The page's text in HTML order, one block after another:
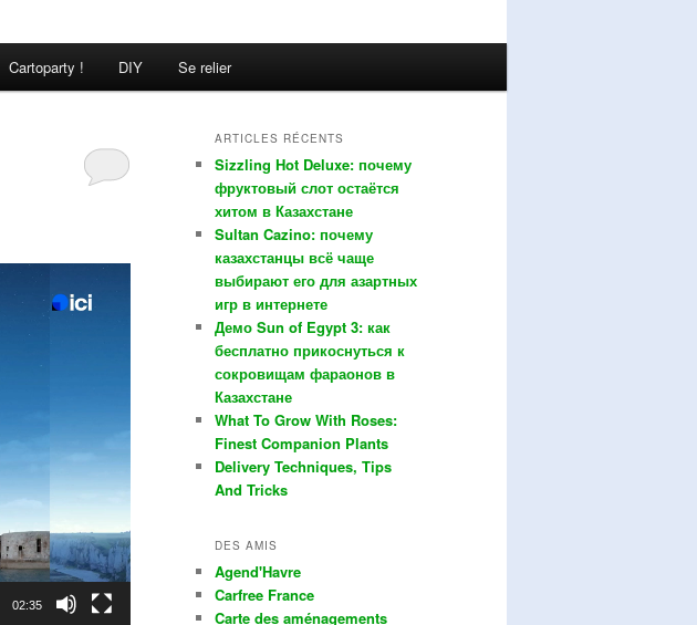
Cartoparty ! DIY Se relier
02:35
ARTICLES RÉCENTS
Sizzling Hot Deluxe: почему
фруктовый слот остаётся
хитом в Казахстане
Sultan Cazino: почему
казахстанцы всё чаще
выбирают его для азартных
игр в интернете
Демо Sun of Egypt 3: как
бесплатно прикоснуться к
сокровищам фараонов в
Казахстане
What To Grow With Roses:
Finest Companion Plants
Delivery Techniques, Tips
And Tricks
DES AMIS
Agend'Havre
Carfree France
Carte des aménagements